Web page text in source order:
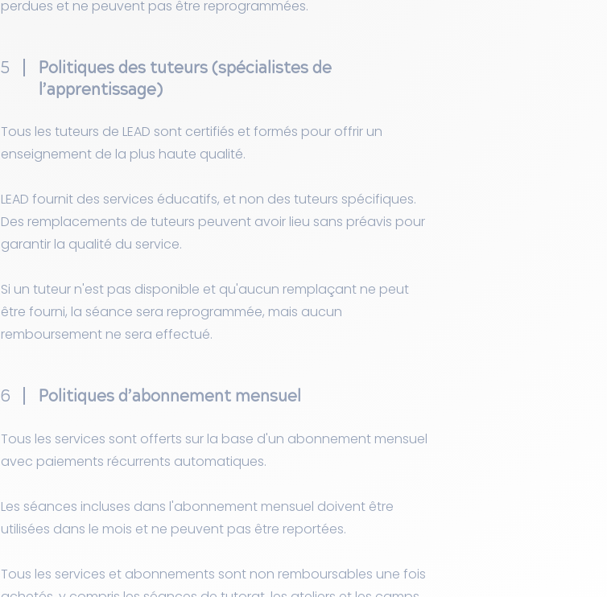
perdues et ne peuvent pas être reprogrammées.
5
Politiques des tuteurs (spécialistes de
l’apprentissage)
Tous les tuteurs de LEAD sont certifiés et formés pour offrir un
enseignement de la plus haute qualité.
LEAD fournit des services éducatifs, et non des tuteurs spécifiques.
Des remplacements de tuteurs peuvent avoir lieu sans préavis pour
garantir la qualité du service.
Si un tuteur n'est pas disponible et qu'aucun remplaçant ne peut
être fourni, la séance sera reprogrammée, mais aucun
remboursement ne sera effectué.
6 Politiques d’abonnement mensuel
Tous les services sont offerts sur la base d'un abonnement mensuel
avec paiements récurrents automatiques.
Les séances incluses dans l'abonnement mensuel doivent être
utilisées dans le mois et ne peuvent pas être reportées.
Tous les services et abonnements sont non remboursables une fois